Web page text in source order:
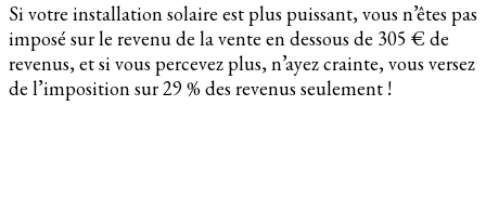
Si votre installation solaire est plus puissant, vous n’êtes pas
imposé sur le revenu de la vente en dessous de 305 € de
revenus, et si vous percevez plus, n’ayez crainte, vous versez
de l’imposition sur 29 % des revenus seulement !